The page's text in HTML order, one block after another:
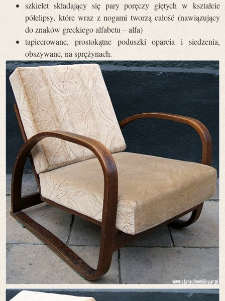
szkielet składający się pary poręczy giętych w kształcie
półelipsy, które wraz z nogami tworzą całość (nawiązujący
do znaków greckiego alfabetu – alfa)
tapicerowane, prostokątne poduszki oparcia i siedzenia,
obszywane, na sprężynach.